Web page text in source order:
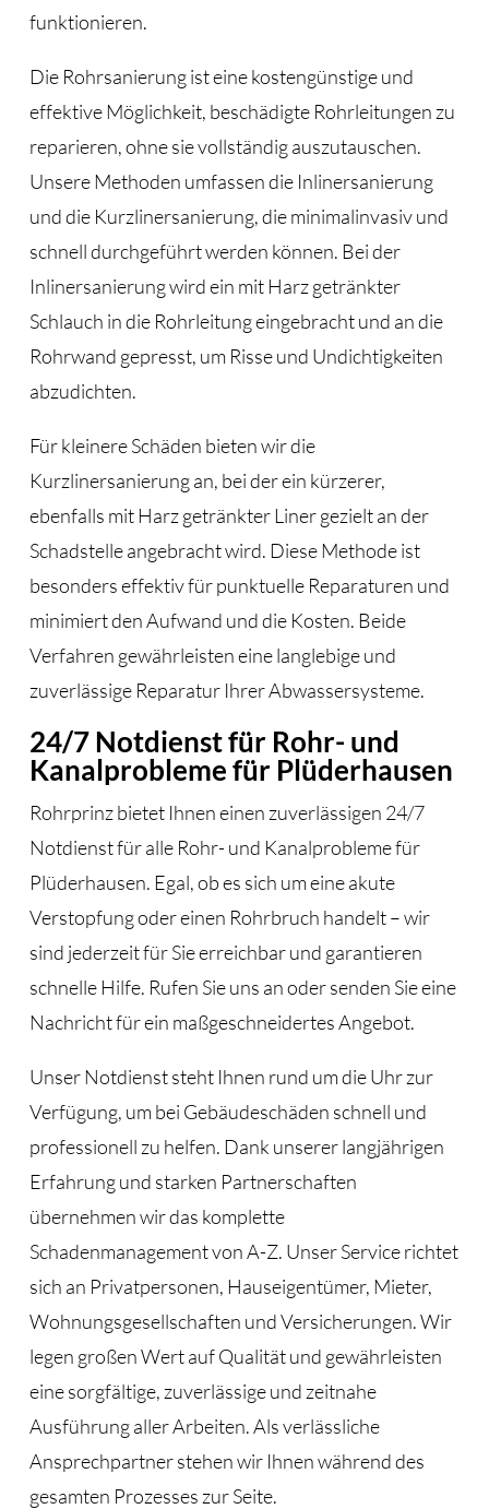
funktionieren.
Die Rohrsanierung ist eine kostengünstige und
effektive Möglichkeit, beschädigte Rohrleitungen zu
reparieren, ohne sie vollständig auszutauschen.
Unsere Methoden umfassen die Inlinersanierung
und die Kurzlinersanierung, die minimalinvasiv und
schnell durchgeführt werden können. Bei der
Inlinersanierung wird ein mit Harz getränkter
Schlauch in die Rohrleitung eingebracht und an die
Rohrwand gepresst, um Risse und Undichtigkeiten
abzudichten.
Für kleinere Schäden bieten wir die
Kurzlinersanierung an, bei der ein kürzerer,
ebenfalls mit Harz getränkter Liner gezielt an der
Schadstelle angebracht wird. Diese Methode ist
besonders effektiv für punktuelle Reparaturen und
minimiert den Aufwand und die Kosten. Beide
Verfahren gewährleisten eine langlebige und
zuverlässige Reparatur Ihrer Abwassersysteme.
24/7 Notdienst für Rohr- und
Kanalprobleme für Plüderhausen
Rohrprinz bietet Ihnen einen zuverlässigen 24/7
Notdienst für alle Rohr- und Kanalprobleme für
Plüderhausen. Egal, ob es sich um eine akute
Verstopfung oder einen Rohrbruch handelt – wir
sind jederzeit für Sie erreichbar und garantieren
schnelle Hilfe. Rufen Sie uns an oder senden Sie eine
Nachricht für ein maßgeschneidertes Angebot.
Unser Notdienst steht Ihnen rund um die Uhr zur
Verfügung, um bei Gebäudeschäden schnell und
professionell zu helfen. Dank unserer langjährigen
Erfahrung und starken Partnerschaften
übernehmen wir das komplette
Schadenmanagement von A-Z. Unser Service richtet
sich an Privatpersonen, Hauseigentümer, Mieter,
Wohnungsgesellschaften und Versicherungen. Wir
legen großen Wert auf Qualität und gewährleisten
eine sorgfältige, zuverlässige und zeitnahe
Ausführung aller Arbeiten. Als verlässliche
Ansprechpartner stehen wir Ihnen während des
gesamten Prozesses zur Seite.